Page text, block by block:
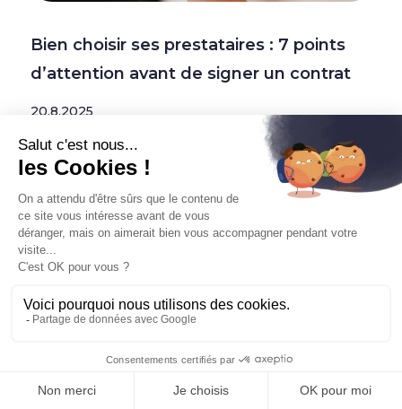
Bien choisir ses prestataires : 7 points
d’attention avant de signer un contrat
20.8.2025
Prêt(e) à booster votre